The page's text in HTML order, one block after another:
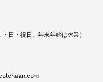
日・祝日、年末年始は休業）